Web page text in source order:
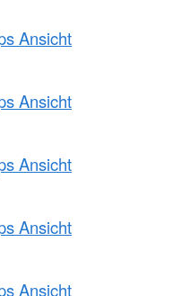
Ansicht
Ansicht
Ansicht
Ansicht
Ansicht